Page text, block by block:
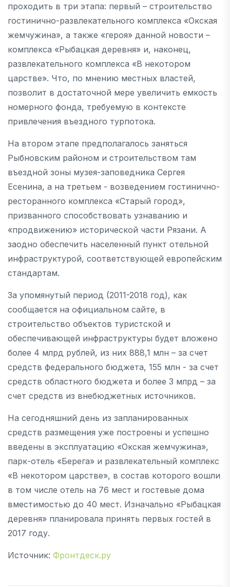
проходить в три этапа: первый – строительство
гостинично-развлекательного комплекса «Окская
жемчужина», а также «героя» данной новости –
комплекса «Рыбацкая деревня» и, наконец,
развлекательного комплекса «В некотором
царстве». Что, по мнению местных властей,
позволит в достаточной мере увеличить емкость
номерного фонда, требуемую в контексте
привлечения въездного турпотока.
На втором этапе предполагалось заняться
Рыбновским районом и строительством там
въездной зоны музея-заповедника Сергея
Есенина, а на третьем - возведением гостинично-
ресторанного комплекса «Старый город»,
призванного способствовать узнаванию и
«продвижению» исторической части Рязани. А
заодно обеспечить населенный пункт отельной
инфраструктурой, соответствующей европейским
стандартам.
За упомянутый период (2011-2018 год), как
сообщается на официальном сайте, в
строительство объектов туристской и
обеспечивающей инфраструктуры будет вложено
более 4 млрд рублей, из них 888,1 млн – за счет
средств федерального бюджета, 155 млн - за счет
средств областного бюджета и более 3 млрд – за
счет средств из внебюджетных источников.
На сегодняшний день из запланированных
средств размещения уже построены и успешно
введены в эксплуатацию «Окская жемчужина»,
парк-отель «Берега» и развлекательный комплекс
«В некотором царстве», в состав которого вошли
в том числе отель на 76 мест и гостевые дома
вместимостью до 40 мест. Изначально «Рыбацкая
деревня» планировала принять первых гостей в
2017 году.
Источник: Фронтдеск.ру